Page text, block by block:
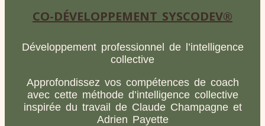
CO-DÉVELOPPEMENT SYSCODEV®
Développement professionnel de l’intelligence
collective
Approfondissez vos compétences de coach
avec cette méthode d’intelligence collective
inspirée du travail de Claude Champagne et
Adrien Payette